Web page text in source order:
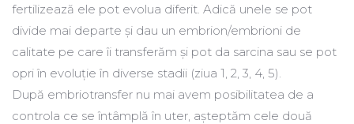
fertilizează ele pot evolua diferit. Adică unele se pot
divide mai departe şi dau un embrion/embrioni de
calitate pe care îi transferăm şi pot da sarcina sau se pot
opri în evoluţie în diverse stadii (ziua 1, 2, 3, 4, 5).
După embriotransfer nu mai avem posibilitatea de a
controla ce se întâmplă în uter, aşteptăm cele două